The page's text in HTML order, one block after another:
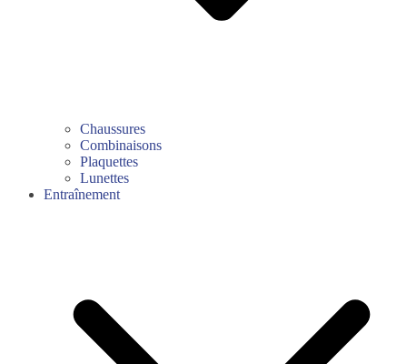
Chaussures
Combinaisons
Plaquettes
Lunettes
Entraînement